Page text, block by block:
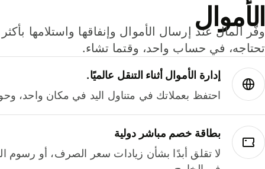
الأموال
تحتاجه، في حساب واحد، وقتما تشاء.
إدارة الأموال أثناء التنقل عالميًا.
احتفظ بعملاتك في متناول اليد في مكان واحد،
بطاقة خصم مباشر دولية
لا تقلق أبدًا بشأن زيادات سعر الصرف، أو رسوم